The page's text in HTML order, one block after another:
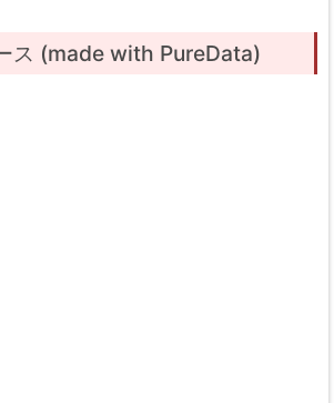
ス (made with PureData)